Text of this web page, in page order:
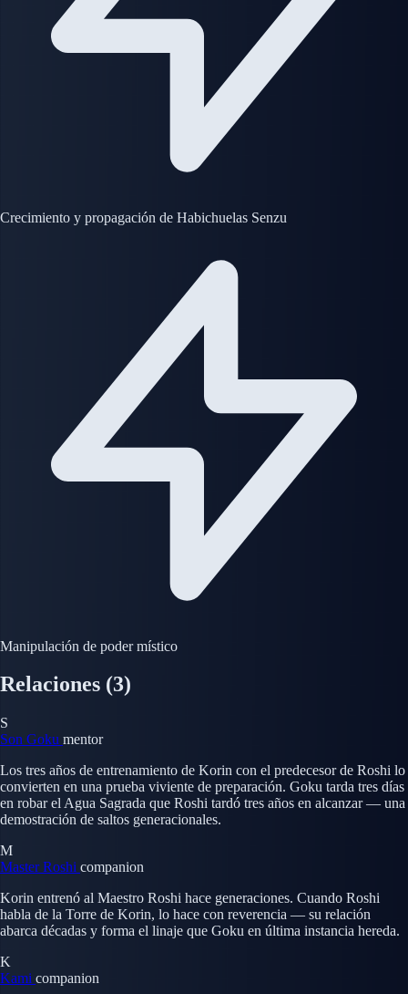
Crecimiento y propagación de Habichuelas Senzu
Manipulación de poder místico
Relaciones (3)
S
Son Goku mentor
Los tres años de entrenamiento de Korin con el predecesor de Roshi lo
convierten en una prueba viviente de preparación. Goku tarda tres días
en robar el Agua Sagrada que Roshi tardó tres años en alcanzar — una
demostración de saltos generacionales.
M
Master Roshi companion
Korin entrenó al Maestro Roshi hace generaciones. Cuando Roshi
habla de la Torre de Korin, lo hace con reverencia — su relación
abarca décadas y forma el linaje que Goku en última instancia hereda.
K
Kami companion